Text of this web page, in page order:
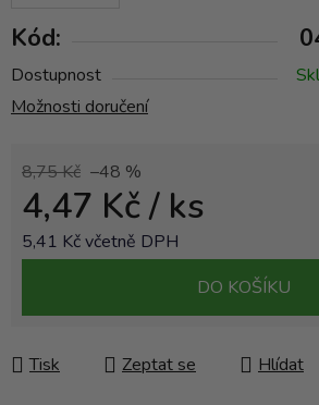
Kód:
Dostupnost
Možnosti doručení
8,75 Kč –48 %
4,47 Kč/ ks
5,41 Kč včetně DPH
DO KOŠÍKU
Tisk Zeptat se Hlídat